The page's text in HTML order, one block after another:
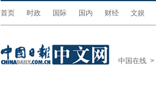
首页 时政 国际 国内 财经 文娱
中国在线 >